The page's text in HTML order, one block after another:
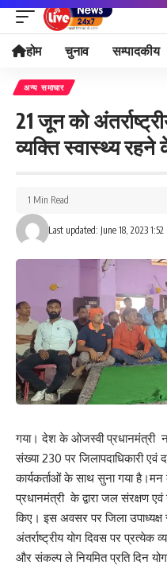
होम चुनाव सम्पादकीय
अन्य समाचार
21 जून को
व्यक्ति स्वास्थ्य
Last updated: June 18, 2023 1:52
1 Min Read
गया। देश के ओजस्वी प्रधानमंत्री
संख्या 230 पर जिलापदाधिकारी
कार्यकर्ताओं के साथ सुना गया
प्रधानमंत्री के द्वारा जल संरक्षण
किए। इस अवसर पर जिला
अंतर्राष्ट्रीय योग दिवस पर प्रत्येक
और संकल्प ले नियमित प्रति दिन